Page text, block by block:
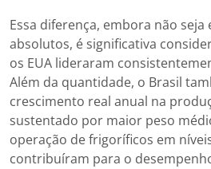
Essa diferença, embora não
absolutos, é significativa
os EUA lideraram
Além da quantidade, o Brasil
crescimento real anual na
sustentado por maior peso
operação de frigoríficos em
contribuíram para o